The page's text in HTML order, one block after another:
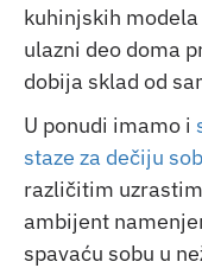
kuhinjskih
ulazni deo doma
dobija sklad od
U ponudi imamo i
staze za dečiju
različitim
ambijent
spavaću sobu u